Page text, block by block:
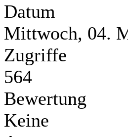
Datum
Mittwoch, 04.
Zugriffe
564
Bewertung
Keine